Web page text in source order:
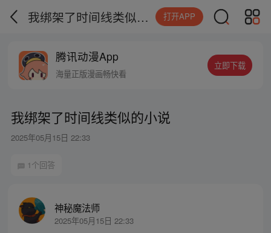
我绑架了时间线类似的小说 打开APP
腾讯动漫App
海量正版漫画畅快看
立即下载
我绑架了时间线类似的小说
2025年05月15日 22:33
1个回答
神秘魔法师
2025年05月15日 22:33